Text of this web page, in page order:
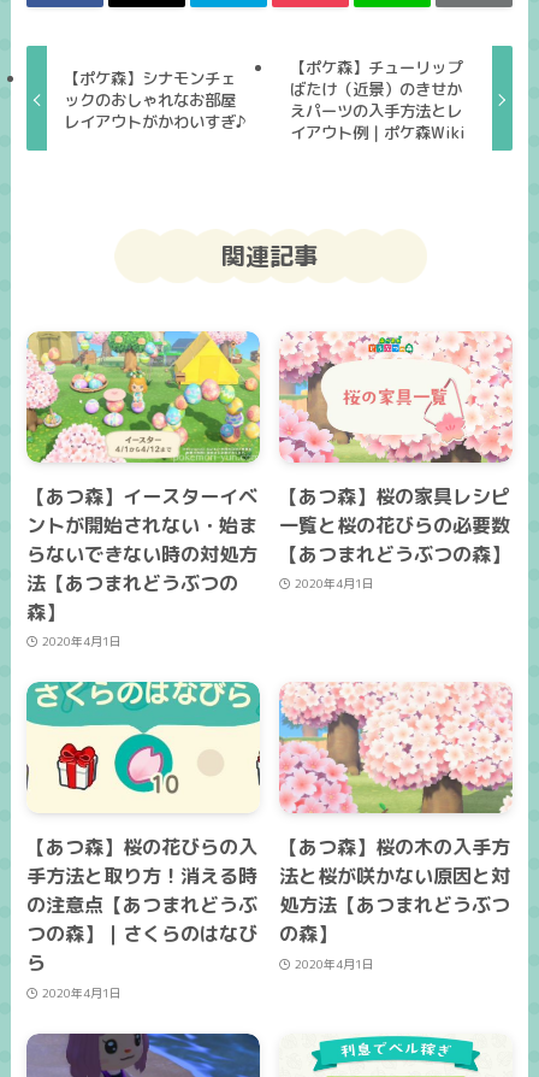
【ポケ森】シナモンチェ
ックのおしゃれなお部屋
レイアウトがかわいすぎ♪
【ポケ森】チューリップ
ばたけ（近景）のきせか
えパーツの入手方法とレ
イアウト例｜ポケ森Wiki
関連記事
【あつ森】イースターイベ
ントが開始されない・始ま
らないできない時の対処方
法【あつまれどうぶつの
森】
2020年4月1日
【あつ森】桜の家具レシピ
一覧と桜の花びらの必要数
【あつまれどうぶつの森】
2020年4月1日
【あつ森】桜の花びらの入
手方法と取り方！消える時
の注意点【あつまれどうぶ
つの森】｜さくらのはなび
ら
2020年4月1日
【あつ森】桜の木の入手方
法と桜が咲かない原因と対
処方法【あつまれどうぶつ
の森】
2020年4月1日